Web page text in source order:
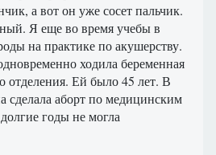
а вот он уже сосет пальчик.
Я еще во время учебы в
на практике по акушерству.
ходила беременная
отделения. Ей было 45 лет. В
сделала аборт по медицинским
годы не могла